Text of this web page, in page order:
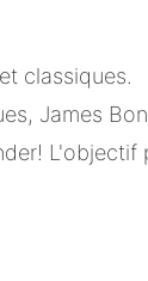
classiques.
James